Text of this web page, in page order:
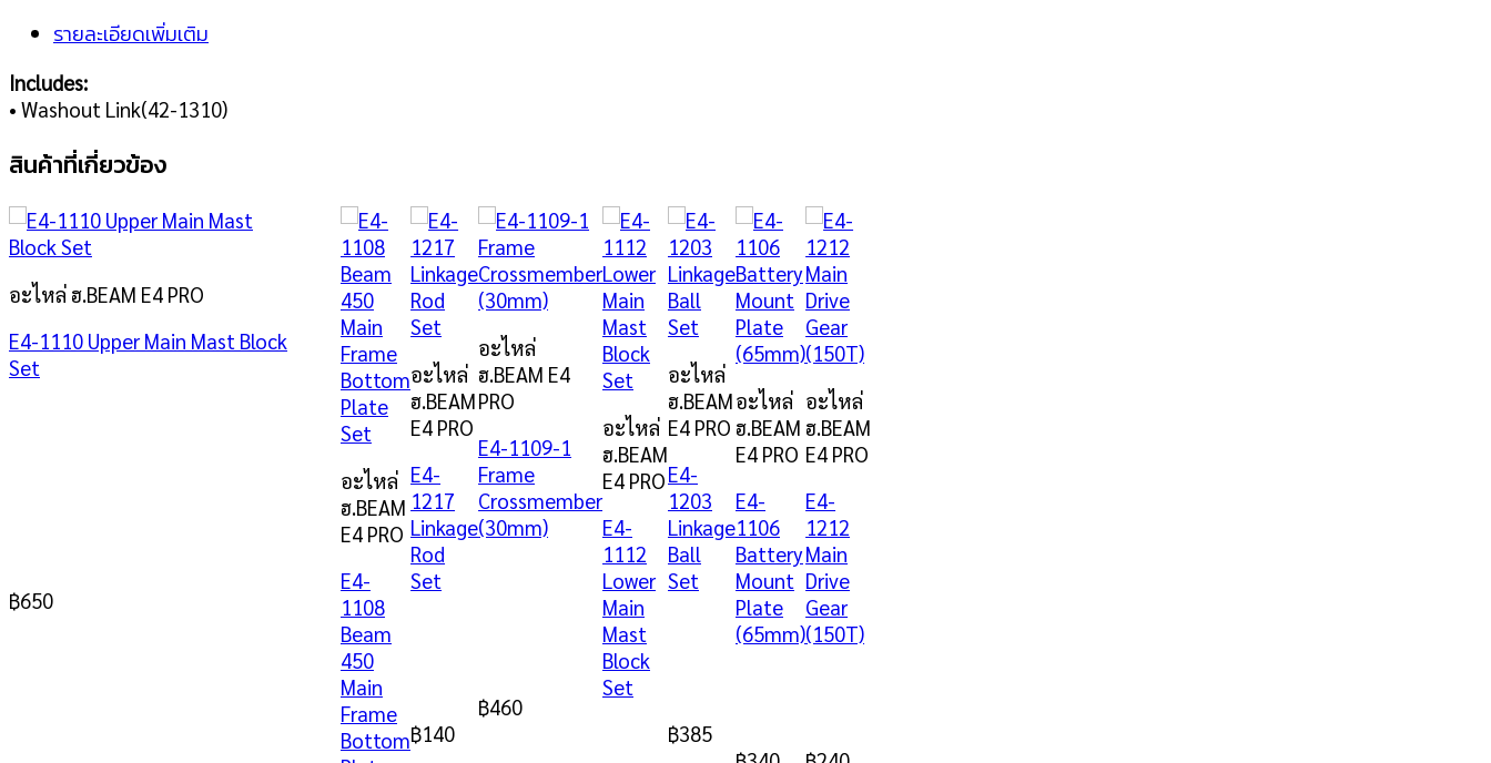
รายละเอียดเพิ่มเติม
Includes:
• Washout Link(42-1310)
สินค้าที่เกี่ยวข้อง
อะไหล่ ฮ.BEAM E4 PRO
E4-1110 Upper Main Mast Block
Set
฿650
อะไหล่
ฮ.BEAM
E4 PRO
E4-
1108
Beam
450
Main
Frame
Bottom
อะไหล่
ฮ.BEAM
E4 PRO
E4-
1217
Linkage
Rod
Set
฿140
อะไหล่
ฮ.BEAM E4
PRO
E4-1109-1
Frame
Crossmember
(30mm)
฿460
อะไหล่
ฮ.BEAM
E4 PRO
E4-
1112
Lower
Main
Mast
Block
Set
อะไหล่
ฮ.BEAM
E4 PRO
E4-
1203
Linkage
Ball
Set
฿385
อะไหล่
ฮ.BEAM
E4 PRO
E4-
1106
Battery
Mount
Plate
(65mm)
อะไหล่
ฮ.BEAM
E4 PRO
E4-
1212
Main
Drive
Gear
(150T)